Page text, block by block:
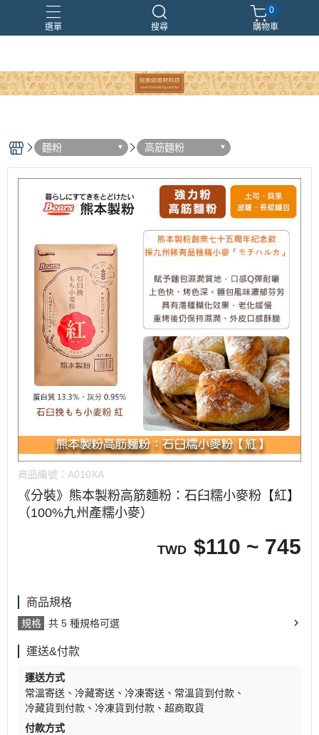
選單 搜尋
0
購物車
麵粉 高筋麵粉
商品編號： A010XA
《分裝》熊本製粉高筋麵粉：石臼糯小麥粉【紅】
（100%九州產糯小麥）
TWD $110 ~ 745
商品規格
規格 共 5 種規格可選
運送&付款
運送方式
常溫寄送
冷藏寄送 冷凍寄送
常溫貨到付款
冷藏貨到付款
冷凍貨到付款
超商取貨
付款方式